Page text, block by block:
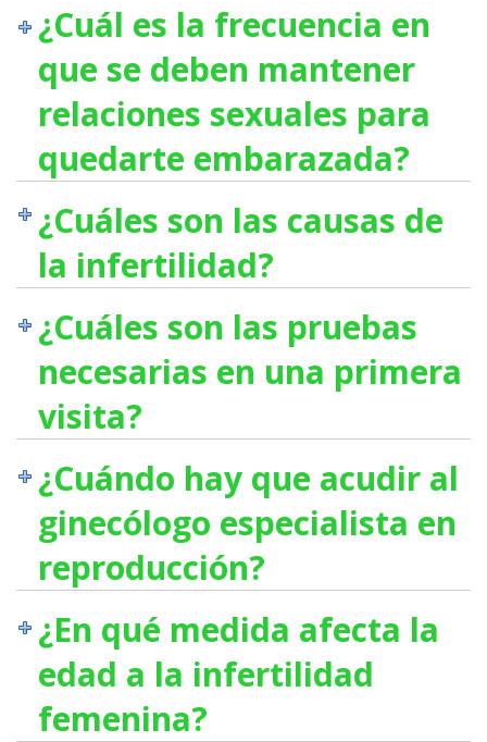
¿Cuál es la frecuencia en
que se deben mantener
relaciones sexuales para
quedarte embarazada?
¿Cuáles son las causas de
la infertilidad?
¿Cuáles son las pruebas
necesarias en una primera
visita?
¿Cuándo hay que acudir al
ginecólogo especialista en
reproducción?
¿En qué medida afecta la
edad a la infertilidad
femenina?